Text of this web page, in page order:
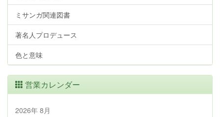
ミサンガ関連図書
著名人プロデュース
色と意味
営業カレンダー
2026年 8月